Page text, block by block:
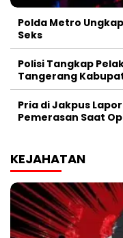
Polda Metro
Seks
Polisi Tangkap
Tangerang
Pria di Jakpus
Pemerasan Saat
KEJAHATAN